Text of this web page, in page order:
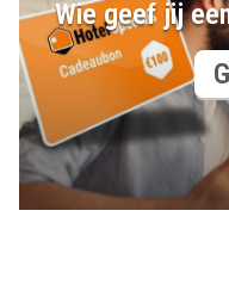
Wie geef jij